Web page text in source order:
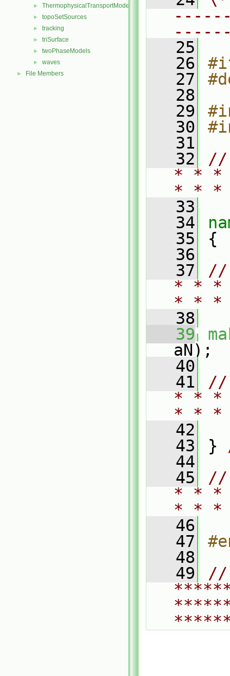
► ThermophysicalTransportModels
► topoSetSources
► tracking
► triSurface
► twoPhaseModels
► waves
► File Members
   25
   26
   27
   28
   29
   30
   31
   32
//
* * *
* *
   33
   34
   35
{
   36
   37
//
* * *
* *
   38
   39
aN);
   40
   41
//
* * *
* *
   42
   43
}
   44
   45
//
* * *
* *
   46
   47
   48
   49
//